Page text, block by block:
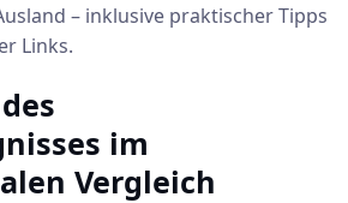
– inklusive praktischer Tipps
Links.
im
Vergleich